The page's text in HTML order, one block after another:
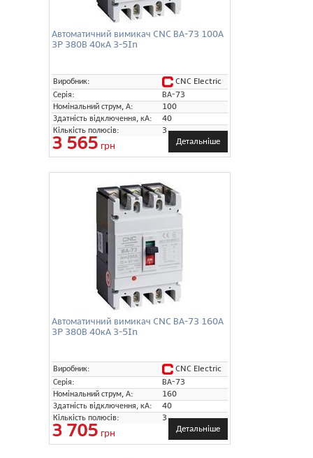
Автоматичний вимикач CNC ВА-73 100А
3P 380В 40кА 3-5In
Виробник:
CNC Electric
Серія:
ВА-73
Номінальний струм, А:
100
Здатність відключення, кА:
40
Кількість полюсів:
3
3 565 грн Детальніше
Автоматичний вимикач CNC ВА-73 160А
3P 380В 40кА 3-5In
Виробник:
CNC Electric
Серія:
ВА-73
Номінальний струм, А:
160
Здатність відключення, кА:
40
Кількість полюсів:
3
3 705 грн Детальніше